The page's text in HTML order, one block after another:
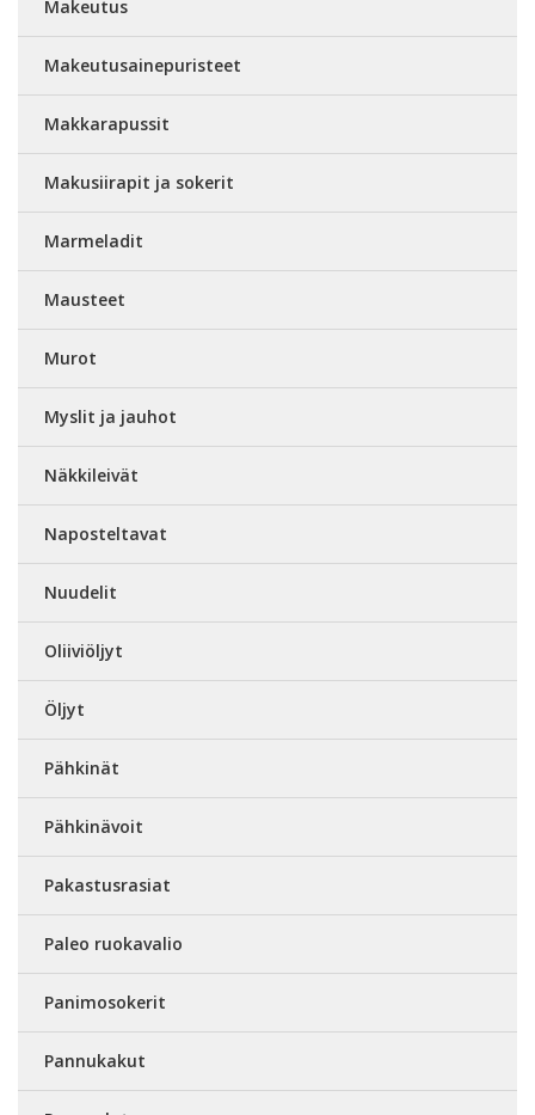
Makeutus
Makeutusainepuristeet
Makkarapussit
Makusiirapit ja sokerit
Marmeladit
Mausteet
Murot
Myslit ja jauhot
Näkkileivät
Naposteltavat
Nuudelit
Oliiviöljyt
Öljyt
Pähkinät
Pähkinävoit
Pakastusrasiat
Paleo ruokavalio
Panimosokerit
Pannukakut